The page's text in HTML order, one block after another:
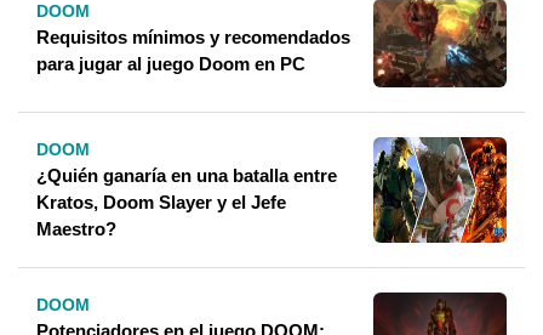
DOOM
Requisitos mínimos y recomendados
para jugar al juego Doom en PC
DOOM
¿Quién ganaría en una batalla entre
Kratos, Doom Slayer y el Jefe
Maestro?
DOOM